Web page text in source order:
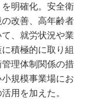
明確化。安全衛
改善、高年齢者
、就労状況や業
積極的に取り組
理体制関係の措
規模事業場にお
用を加えた。